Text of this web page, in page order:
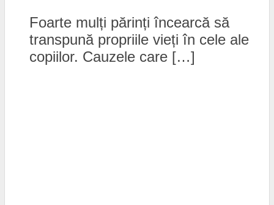
Foarte mulți părinți încearcă să
transpună propriile vieți în cele ale
copiilor. Cauzele care […]